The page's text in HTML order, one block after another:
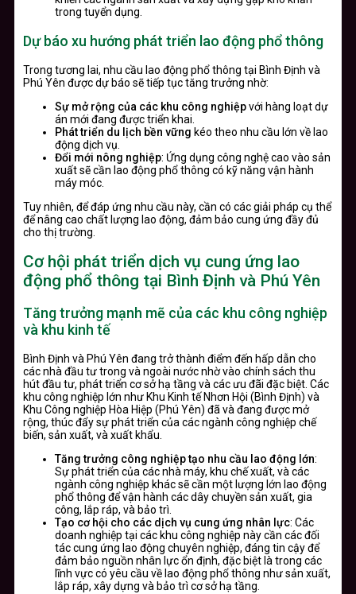
trong tuyển dụng.
Dự báo xu hướng phát triển lao động phổ thông
Trong tương lai, nhu cầu lao động phổ thông tại Bình Định và
Phú Yên được dự báo sẽ tiếp tục tăng trưởng nhờ:
Sự mở rộng của các khu công nghiệpvới hàng loạt dự
án mới đang được triển khai.
Phát triển du lịch bền vững kéo theo nhu cầu lớn về lao
động dịch vụ.
Đổi mới nông nghiệp: Ứng dụng công nghệ cao vào sản
xuất sẽ cần lao động phổ thông có kỹ năng vận hành
máy móc.
Tuy nhiên, để đáp ứng nhu cầu này, cần có các giải pháp cụ thể
để nâng cao chất lượng lao động, đảm bảo cung ứng đầy đủ
cho thị trường.
Cơ hội phát triển dịch vụ cung ứng lao
động phổ thông tại Bình Định và Phú Yên
Tăng trưởng mạnh mẽ của các khu công nghiệp
và khu kinh tế
Bình Định và Phú Yên đang trở thành điểm đến hấp dẫn cho
các nhà đầu tư trong và ngoài nước nhờ vào chính sách thu
hút đầu tư, phát triển cơ sở hạ tầng và các ưu đãi đặc biệt. Các
khu công nghiệp lớn như Khu Kinh tế Nhơn Hội (Bình Định) và
Khu Công nghiệp Hòa Hiệp (Phú Yên) đã và đang được mở
rộng, thúc đẩy sự phát triển của các ngành công nghiệp chế
biến, sản xuất, và xuất khẩu.
Tăng trưởng công nghiệp tạo nhu cầu lao động lớn:
Sự phát triển của các nhà máy, khu chế xuất, và các
ngành công nghiệp khác sẽ cần một lượng lớn lao động
phổ thông để vận hành các dây chuyền sản xuất, gia
công, lắp ráp, và bảo trì.
Tạo cơ hội cho các dịch vụ cung ứng nhân lực: Các
doanh nghiệp tại các khu công nghiệp này cần các đối
tác cung ứng lao động chuyên nghiệp, đáng tin cậy để
đảm bảo nguồn nhân lực ổn định, đặc biệt là trong các
lĩnh vực có yêu cầu về lao động phổ thông như sản xuất,
lắp ráp, xây dựng và bảo trì cơ sở hạ tầng.